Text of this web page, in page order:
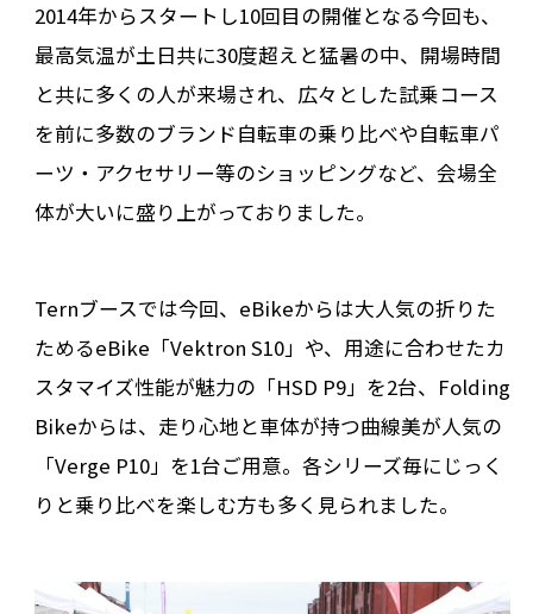
2014年からスタートし10回目の開催となる今回も、
最高気温が土日共に30度超えと猛暑の中、開場時間
と共に多くの人が来場され、広々とした試乗コース
を前に多数のブランド自転車の乗り比べや自転車パ
ーツ・アクセサリー等のショッピングなど、会場全
体が大いに盛り上がっておりました。
Ternブースでは今回、eBikeからは大人気の折りた
ためるeBike「Vektron S10」や、用途に合わせたカ
スタマイズ性能が魅力の「HSD P9」を2台、Folding
Bikeからは、走り心地と車体が持つ曲線美が人気の
「Verge P10」を1台ご用意。各シリーズ毎にじっく
りと乗り比べを楽しむ方も多く見られました。